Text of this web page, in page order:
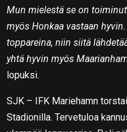
Mun mielestä se on
myös Honkaa vastaan
toppareina, niin siitä
yhtä hyvin myös
lopuksi.
SJK – IFK Mariehamn
Stadionilla. Tervetuloa